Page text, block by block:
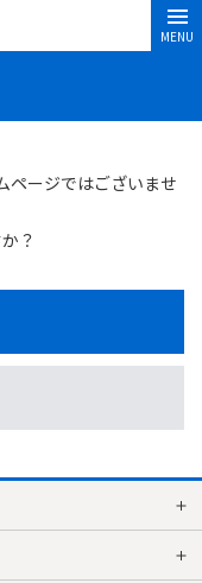
MENU
ページではございませ
？